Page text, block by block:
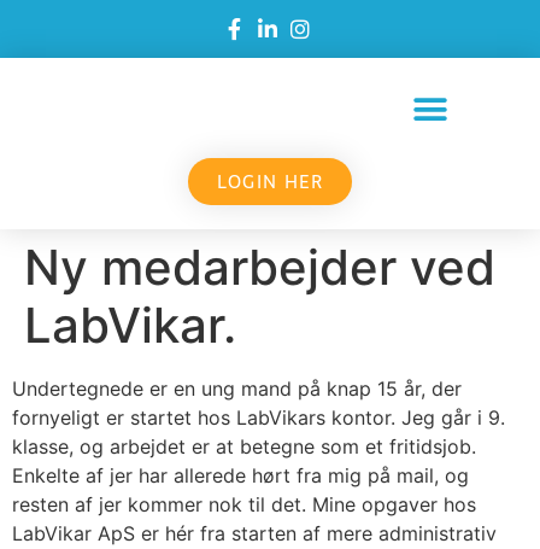
LOGIN HER
Ny medarbejder ved
LabVikar.
Undertegnede er en ung mand på knap 15 år, der
fornyeligt er startet hos LabVikars kontor. Jeg går i 9.
klasse, og arbejdet er at betegne som et fritidsjob.
Enkelte af jer har allerede hørt fra mig på mail, og
resten af jer kommer nok til det. Mine opgaver hos
LabVikar ApS er hér fra starten af mere administrativ